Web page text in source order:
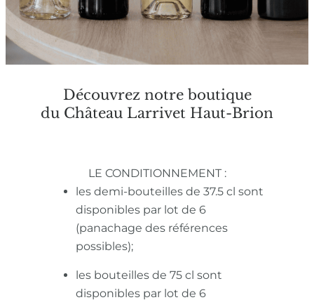
Découvrez notre boutique
du Château Larrivet Haut-Brion
LE CONDITIONNEMENT :
les demi-bouteilles de 37.5 cl sont
disponibles par lot de 6
(panachage des références
possibles);
les bouteilles de 75 cl sont
disponibles par lot de 6